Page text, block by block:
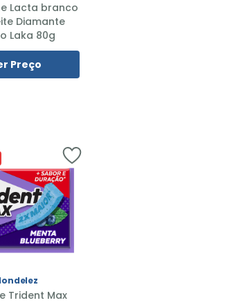
Lacta branco
Diamante
Laka 80g
Preço
Trident Max